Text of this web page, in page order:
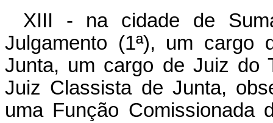
XIII - na cidade de
Julgamento (1ª), um cargo
Junta, um cargo de Juiz do
Juiz Classista de Junta,
uma Função